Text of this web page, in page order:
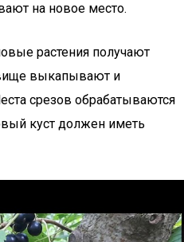
на новое место.
растения получают
выкапывают и
срезов обрабатываются
куст должен иметь